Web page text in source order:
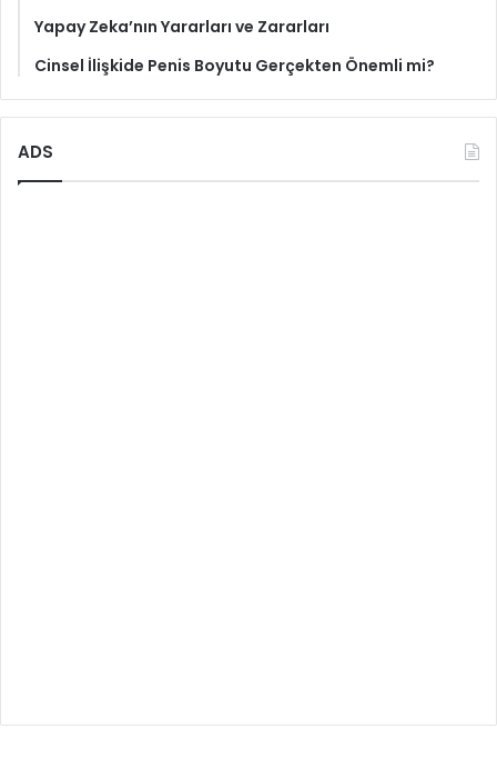
Yapay Zeka’nın Yararları ve Zararları
Cinsel İlişkide Penis Boyutu Gerçekten Önemli mi?
ADS